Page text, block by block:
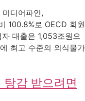
디어파인,
100.8%로 OECD 회원
대출은 1,053조원으
최고 수준의 외식물가
감 받으려면